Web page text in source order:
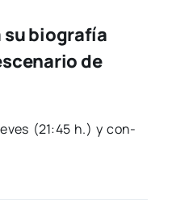
su biografía
de
(21:45 h.) y con­